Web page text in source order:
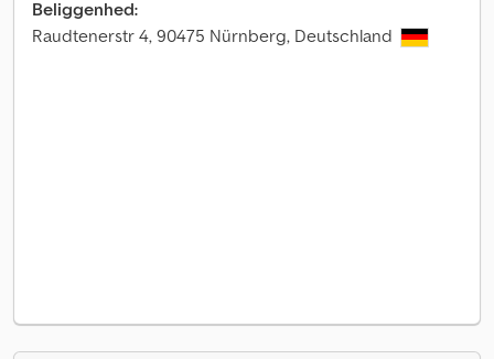
Beliggenhed:
Raudtenerstr 4, 90475 Nürnberg, Deutschland